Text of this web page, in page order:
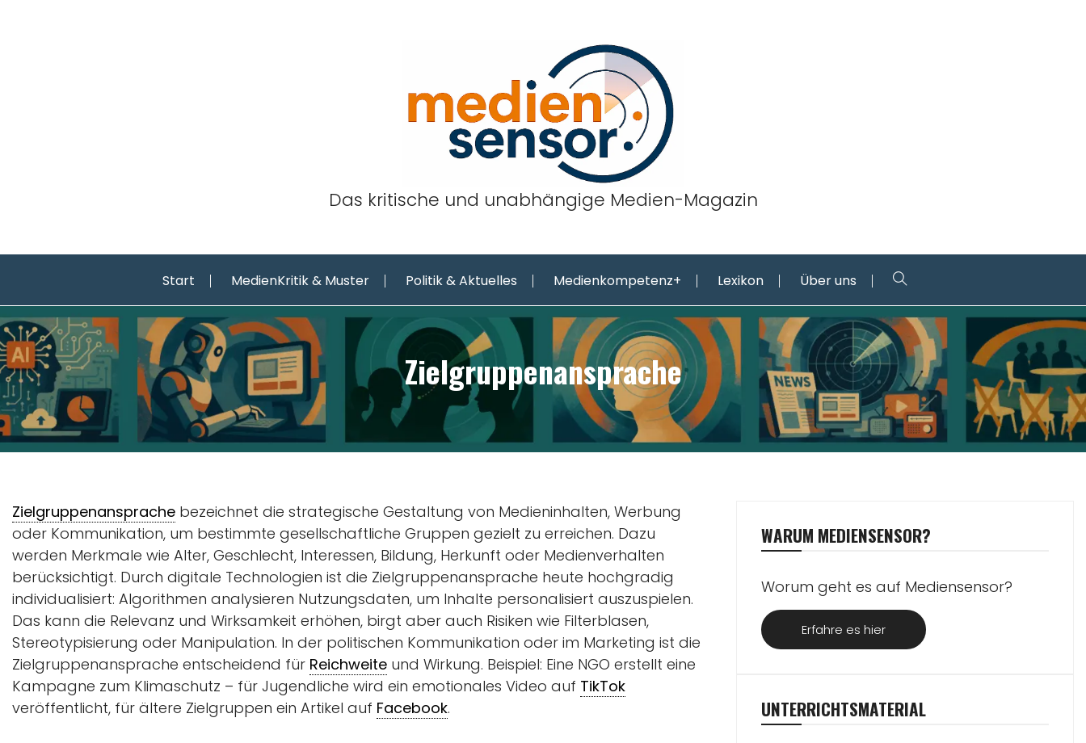
Das kritische und unabhängige Medien-Magazin
Start MedienKritik & Muster Politik & Aktuelles Medienkompetenz+ Lexikon Über uns
Zielgruppenansprache
Zielgruppenansprache bezeichnet die strategische Gestaltung von Medieninhalten, Werbung
oder Kommunikation, um bestimmte gesellschaftliche Gruppen gezielt zu erreichen. Dazu
werden Merkmale wie Alter, Geschlecht, Interessen, Bildung, Herkunft oder Medienverhalten
berücksichtigt. Durch digitale Technologien ist die Zielgruppenansprache heute hochgradig
individualisiert: Algorithmen analysieren Nutzungsdaten, um Inhalte personalisiert auszuspielen.
Das kann die Relevanz und Wirksamkeit erhöhen, birgt aber auch Risiken wie Filterblasen,
Stereotypisierung oder Manipulation. In der politischen Kommunikation oder im Marketing ist die
Zielgruppenansprache entscheidend für Reichweite und Wirkung. Beispiel: Eine NGO erstellt eine
Kampagne zum Klimaschutz – für Jugendliche wird ein emotionales Video auf TikTok
veröffentlicht, für ältere Zielgruppen ein Artikel auf Facebook.
WARUM MEDIENSENSOR?
Worum geht es auf Mediensensor?
Erfahre es hier
UNTERRICHTSMATERIAL